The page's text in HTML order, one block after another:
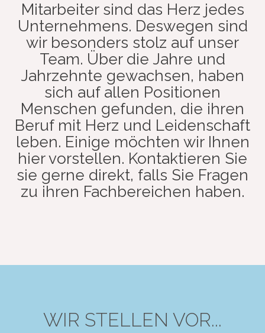
Mitarbeiter sind das Herz jedes
Unternehmens. Deswegen sind
wir besonders stolz auf unser
Team. Über die Jahre und
Jahrzehnte gewachsen, haben
sich auf allen Positionen
Menschen gefunden, die ihren
Beruf mit Herz und Leidenschaft
leben. Einige möchten wir Ihnen
hier vorstellen. Kontaktieren Sie
sie gerne direkt, falls Sie Fragen
zu ihren Fachbereichen haben.
WIR STELLEN VOR...